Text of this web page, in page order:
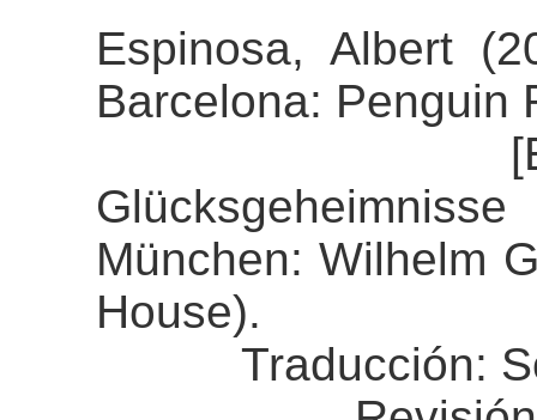
Espinosa, Albert
Barcelona: Penguin
München: Wilhelm
House).
Traducción: